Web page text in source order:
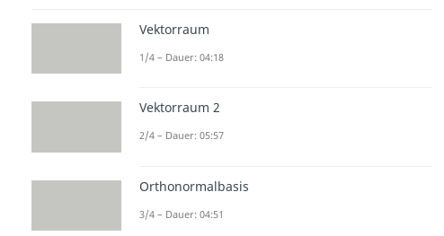
Vektorraum
1/4 – Dauer: 04:18
Vektorraum 2
2/4 – Dauer: 05:57
Orthonormalbasis
3/4 – Dauer: 04:51